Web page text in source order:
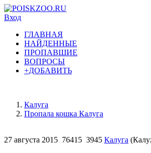
Вход
ГЛАВНАЯ
НАЙДЕННЫЕ
ПРОПАВШИЕ
ВОПРОСЫ
+ДОБАВИТЬ
Калуга
Пропала кошка Калуга
27 августа 2015 76415 3945 Калуга